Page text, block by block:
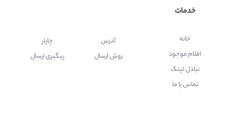
خدمات
خانه
اقلام موجود
تبادل لینک
تماس با ما
آدرس
روش ارسال
چاپار
پیگیری ارسال